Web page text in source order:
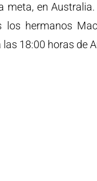
meta, en
los hermanos
18:00 horas de